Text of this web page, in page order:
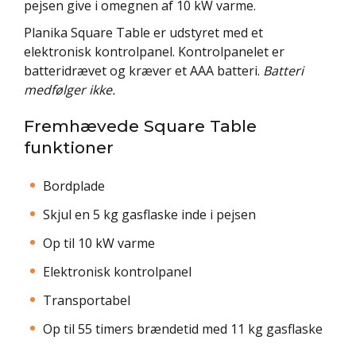
pejsen give i omegnen af 10 kW varme.
Planika Square Table er udstyret med et
elektronisk kontrolpanel. Kontrolpanelet er
batteridrævet og kræver et AAA batteri. Batteri
medfølger ikke.
Fremhævede Square Table
funktioner
Bordplade
Skjul en 5 kg gasflaske inde i pejsen
Op til 10 kW varme
Elektronisk kontrolpanel
Transportabel
Op til 55 timers brændetid med 11 kg gasflaske